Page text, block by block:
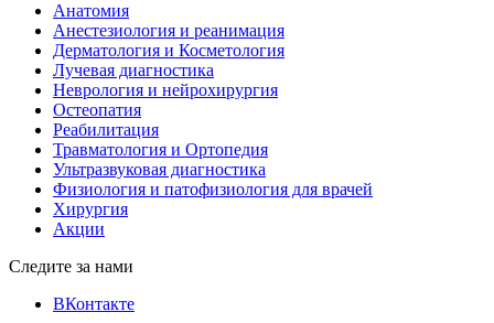
Анатомия
Анестезиология и реанимация
Дерматология и Косметология
Лучевая диагностика
Неврология и нейрохирургия
Остеопатия
Реабилитация
Травматология и Ортопедия
Ультразвуковая диагностика
Физиология и патофизиология для врачей
Хирургия
Акции
Следите за нами
ВКонтакте